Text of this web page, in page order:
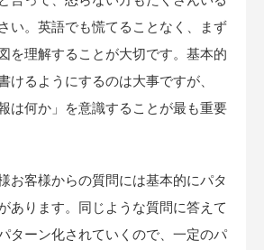
い。英語でも慌てることなく、まず
を理解することが大切です。基本的
けるようにするのは大事ですが、
は何か」を意識することが最も重要
お客様からの質問には基本的にパタ
あります。同じような質問に答えて
ターン化されていくので、一定のパ